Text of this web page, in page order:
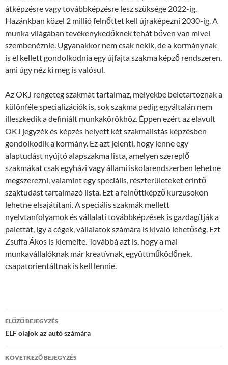
átképzésre vagy továbbképzésre lesz szüksége 2022-ig.
Hazánkban közel 2 millió felnőttet kell újraképezni 2030-ig. A
munka világában tevékenykedőknek tehát bőven van mivel
szembenéznie. Ugyanakkor nem csak nekik, de a kormánynak
is el kellett gondolkodnia egy újfajta szakma képző rendszeren,
ami úgy néz ki meg is valósul.
Az OKJ rengeteg szakmát tartalmaz, melyekbe beletartoznak a
különféle specializációk is, sok szakma pedig egyáltalán nem
illeszkedik a definiált munkakörökhöz. Éppen ezért az elavult
OKJ jegyzék és képzés helyett két szakmalistás képzésben
gondolkodik a kormány. Ez azt jelenti, hogy lenne egy
alaptudást nyújtó alapszakma lista, amelyen szereplő
szakmákat csak egyházi vagy állami iskolarendszerben lehetne
megszerezni, valamint egy speciális, részterületeket érintő
szaktudást tartalmazó lista. Ezt a felnőttképző kurzusokon
lehetne elsajátítani. A speciális szakmák mellett
nyelvtanfolyamok és vállalati továbbképzések is gazdagítják a
palettát, így a cégek, vállalatok számára is kiváló lehetőség. Ezt
Zsuffa Ákos is kiemelte. Továbbá azt is, hogy a mai
munkavállalóknak már kreatívnak, együttműködőnek,
csapatorientáltnak is kell lennie.
Bejegyzés
navigáció
ELŐZŐ BEJEGYZÉS
ELF olajok az autó számára
KÖVETKEZŐ BEJEGYZÉS